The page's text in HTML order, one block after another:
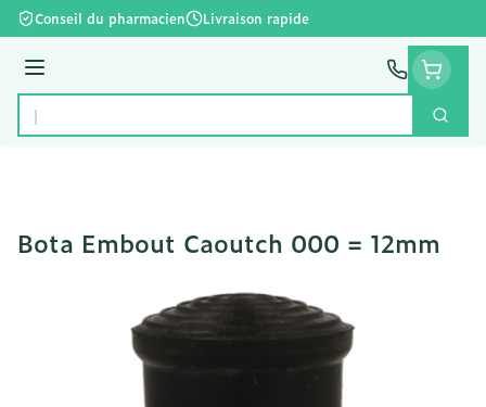
Aller au contenu
Conseil du pharmacien Livraison rapide
Menu
Rechercher
Bota Embout Caoutch 000 = 12mm